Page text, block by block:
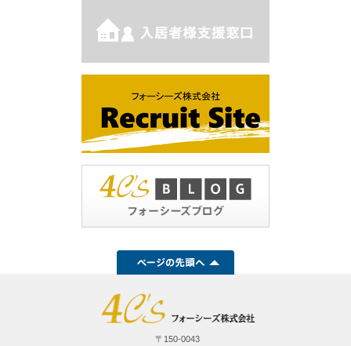
〒150-0043